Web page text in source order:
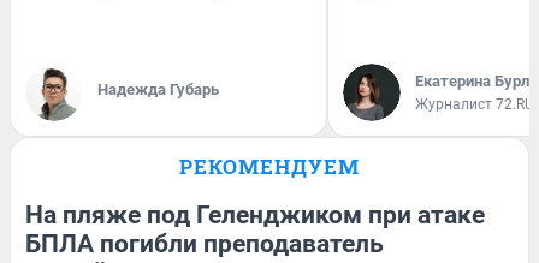
Надежда Губарь Екатерина
Журналист 72.RU
РЕКОМЕНДУЕМ
На пляже под Геленджиком при атаке
БПЛА погибли преподаватель